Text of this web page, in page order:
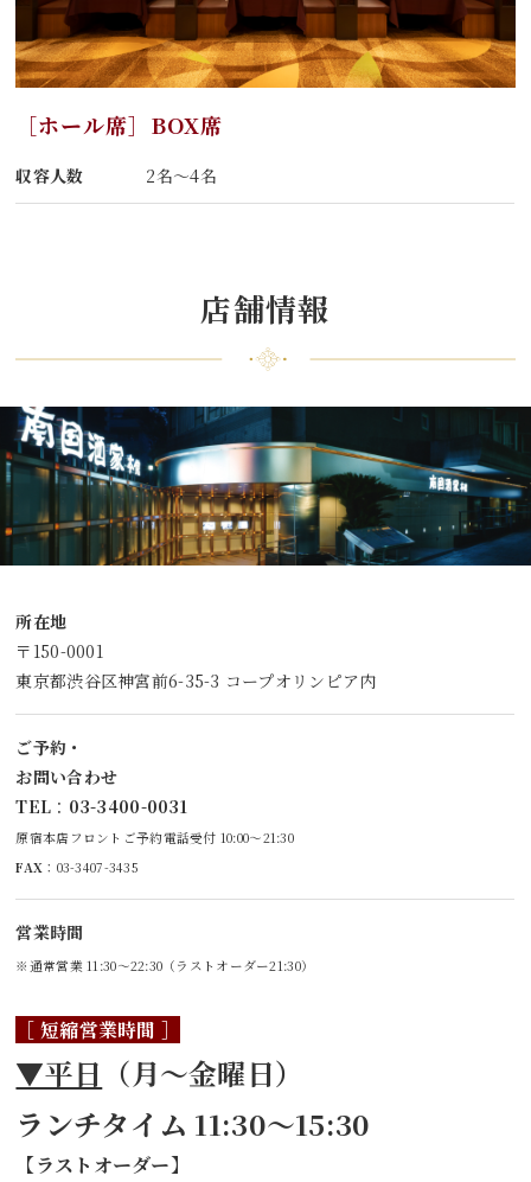
［ホール席］BOX席
収容人数 2名～4名
店舗情報
所在地
〒150-0001
東京都渋谷区神宮前6-35-3 コープオリンピア内
ご予約・
お問い合わせ
TEL ： 03-3400-0031
原宿本店フロントご予約電話受付 10:00～21:30
FAX ：03-3407-3435
営業時間
※通常営業 11:30～22:30（ラストオーダー21:30）
［ 短縮営業時間 ］
▼平日 （月～金曜日）
ランチタイム 11:30～15:30
【ラストオーダー】